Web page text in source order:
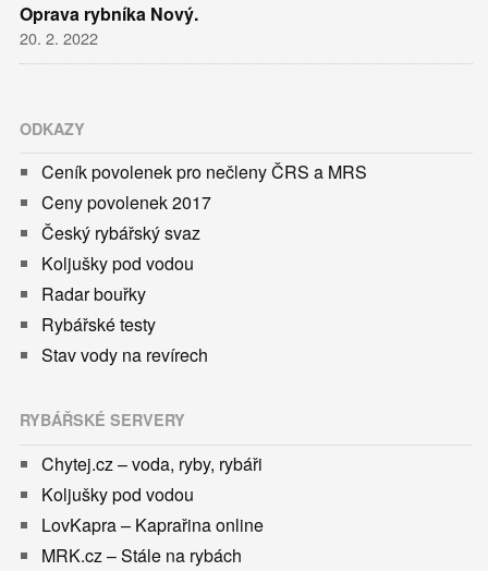
Oprava rybníka Nový.
20. 2. 2022
ODKAZY
Ceník povolenek pro nečleny ČRS a MRS
Ceny povolenek 2017
Český rybářský svaz
Koljušky pod vodou
Radar bouřky
Rybářské testy
Stav vody na revírech
RYBÁŘSKÉ SERVERY
Chytej.cz – voda, ryby, rybáři
Koljušky pod vodou
LovKapra – Kaprařina online
MRK.cz – Stále na rybách